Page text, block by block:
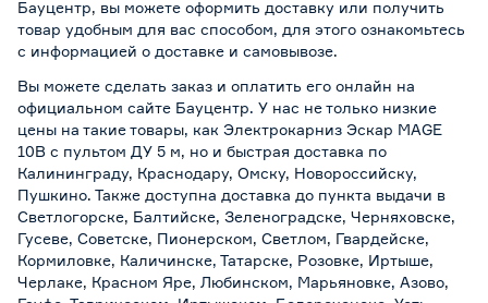
Бауцентр, вы можете оформить доставку или получить
товар удобным для вас способом, для этого ознакомьтесь
с информацией о доставке и самовывозе.
Вы можете сделать заказ и оплатить его онлайн на
официальном сайте Бауцентр. У нас не только низкие
цены на такие товары, как Электрокарниз Эскар MAGE
10В с пультом ДУ 5 м, но и быстрая доставка по
Калининграду, Краснодару, Омску, Новороссийску,
Пушкино. Также доступна доставка до пункта выдачи в
Светлогорске, Балтийске, Зеленоградске, Черняховске,
Гусеве, Советске, Пионерском, Светлом, Гвардейске,
Кормиловке, Каличинске, Татарске, Розовке, Иртыше,
Черлаке, Красном Яре, Любинском, Марьяновке, Азово,